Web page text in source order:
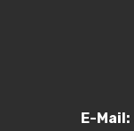
E-Mail: